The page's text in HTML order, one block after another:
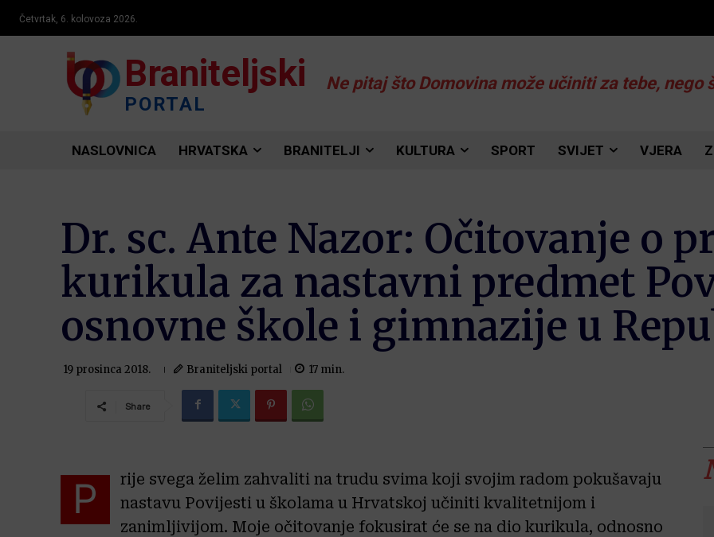
Četvrtak, 6. kolovoza 2026.
Braniteljski
PORTAL
Ne pitaj što Domovina može učiniti za tebe, nego
NASLOVNICA HRVATSKA BRANITELJI KULTURA SPORT SVIJET VJERA
Dr. sc. Ante Nazor: Očitovanje o
kurikula za nastavni predmet
osnovne škole i gimnazije u
19 prosinca 2018. Braniteljski portal 17 min.
Share
P
rije svega želim zahvaliti na trudu svima koji svojim radom pokušavaju
nastavu Povijesti u školama u Hrvatskoj učiniti kvalitetnijom i
zanimljivijom. Moje očitovanje fokusirat će se na dio kurikula, odnosno